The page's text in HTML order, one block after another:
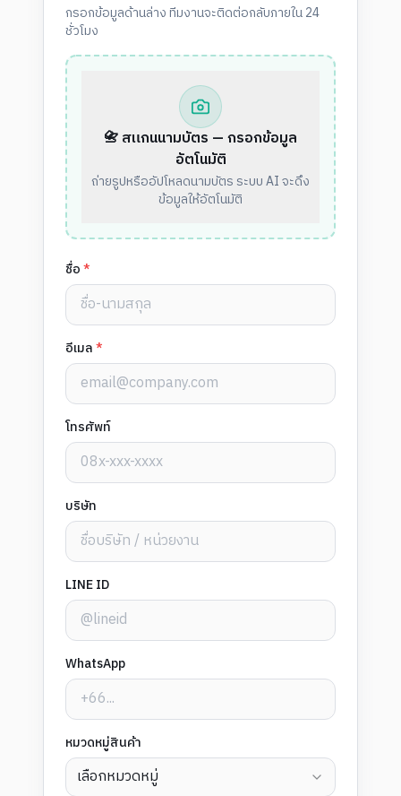
กรอกข้อมูลด้านล่าง ทีมงานจะติดต่อกลับภายใน 24
ชั่วโมง
📇 สแกนนามบัตร — กรอกข้อมูล
อัตโนมัติ
ถ่ายรูปหรืออัปโหลดนามบัตร ระบบ AI จะดึง
ข้อมูลให้อัตโนมัติ
ชื่อ*
อีเมล*
โทรศัพท์
บริษัท
LINE ID
WhatsApp
หมวดหมู่สินค้า
เลือกหมวดหมู่